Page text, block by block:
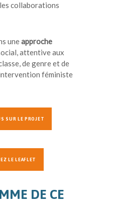
collaborations
uneapproche
attentive aux
de genre et de
féministe
SUR LE PROJET
LE LEAFLET
DE CE